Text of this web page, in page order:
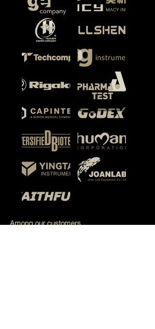
Among our customers